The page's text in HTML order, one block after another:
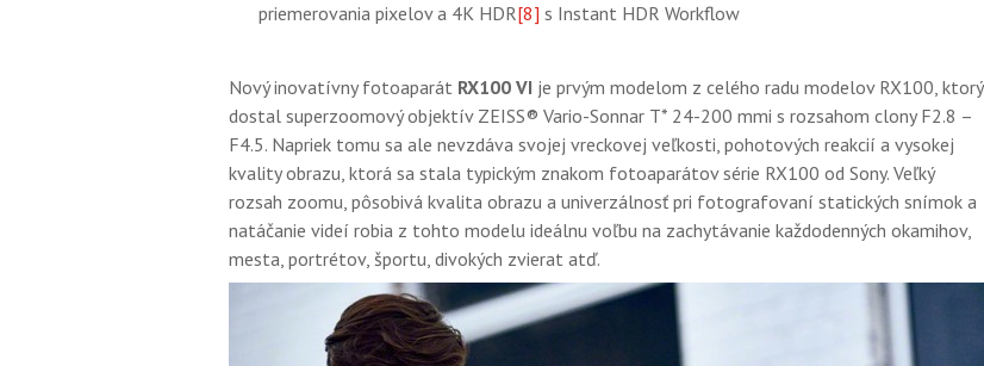
priemerovania pixelov a 4K HDR[8] s Instant HDR Workflow
Nový inovatívny fotoaparát RX100 VI je prvým modelom z celého radu modelov RX100, ktorý
dostal superzoomový objektív ZEISS® Vario-Sonnar T* 24-200 mmi s rozsahom clony F2.8 –
F4.5. Napriek tomu sa ale nevzdáva svojej vreckovej veľkosti, pohotových reakcií a vysokej
kvality obrazu, ktorá sa stala typickým znakom fotoaparátov série RX100 od Sony. Veľký
rozsah zoomu, pôsobivá kvalita obrazu a univerzálnosť pri fotografovaní statických snímok a
natáčanie videí robia z tohto modelu ideálnu voľbu na zachytávanie každodenných okamihov,
mesta, portrétov, športu, divokých zvierat atď.